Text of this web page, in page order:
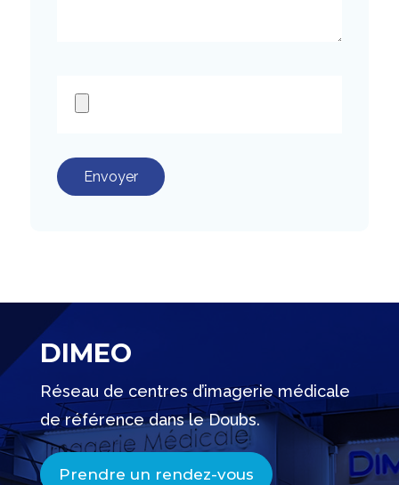
DIMEO
Réseau de centres d’imagerie médicale
de référence dans le Doubs.
Prendre un rendez-vous